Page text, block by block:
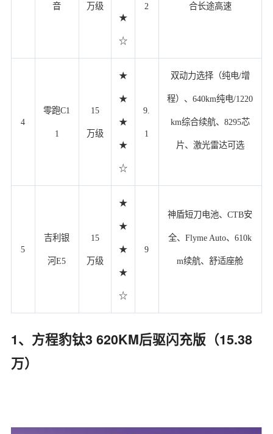
音 万级
★
☆
2 合长途高速
4
零跑C1
1
15
万级
★
★
★
★
☆
9.
1
双动力选择（纯电/增
程）、640km纯电/1220
km综合续航、8295芯
片、激光雷达可选
5
吉利银
河E5
15
万级
★
★
★
★
☆
9
神盾短刀电池、CTB安
全、Flyme Auto、610k
m续航、舒适座舱
1、方程豹钛3 620KM后驱闪充版（15.38
万）